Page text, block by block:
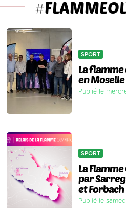
#
SPORT
La
en
Publié le
SPORT
La
par
et Forbach
Publié le